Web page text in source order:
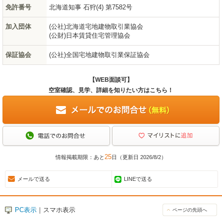
免許番号 北海道知事 石狩(4) 第7582号
加入団体
(公社)北海道宅地建物取引業協会
(公財)日本賃貸住宅管理協会
保証協会 (公社)全国宅地建物取引業保証協会
【WEB面談可】
空室確認、見学、詳細を知りたい方はこちら！
情報掲載期限：あと25日（更新日 2026/8/2）
メールで送る LINEで送る
PC表示 ｜スマホ表示 ページの先頭へ